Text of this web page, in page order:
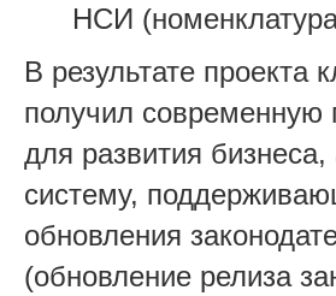
НСИ
В результате проекта
получил
для развития бизнеса,
систему,
обновления
(обновление релиза